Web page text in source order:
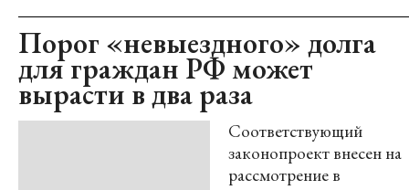
Порог «невыездного» долга
для граждан РФ может
вырасти в два раза
Соответствующий
законопроект внесен на
рассмотрение в